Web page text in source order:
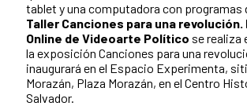
tablet y una computadora con programas
Taller Canciones para una
Online de Videoarte Político se realiza
la exposición Canciones para una
inaugurará en el Espacio Experimenta,
Morazán, Plaza Morazán, en el Centro
Salvador.